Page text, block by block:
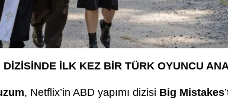
DİZİSİNDE İLK KEZ BİR TÜRK OYUNCU
, Netflix’in ABD yapımı dizisi Big Mistakes